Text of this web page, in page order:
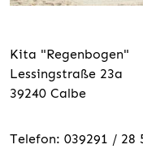
Kita "Regenbogen"
Lessingstraße 23a
39240 Calbe
Telefon: 039291 / 28